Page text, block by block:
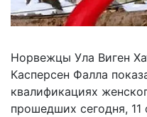
Норвежцы Ула Виген
Касперсен Фалла
квалификациях
прошедших сегодня,